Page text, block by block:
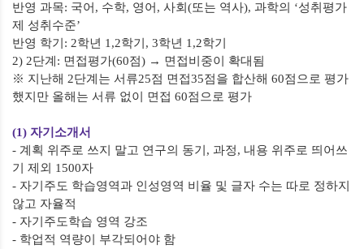
반영 과목: 국어 , 수학, 영어 , 사회 (또는 역사), 과학의 ‘성취평가
제 성취수준’
반영 학기 : 2학년 1,2학기 , 3학년 1,2학기
2) 2단계 : 면접평가(60점) → 면접비중이 확대됨
※ 지난해 2단계는 서류25점 면접35점을 합산해 60점으로 평가
했지만 올해는 서류 없이 면접 60점으로 평가
(1) 자기소개서
- 계획 위주로 쓰지 말고 연구의 동기 , 과정, 내용 위주로 띄어쓰
기 제외 1500자
- 자기주도 학습영역과 인성영역 비율 및 글자 수는 따로 정하지
않고 자율적
- 자기주도학습 영역 강조
- 학업적 역량이 부각되어야 함